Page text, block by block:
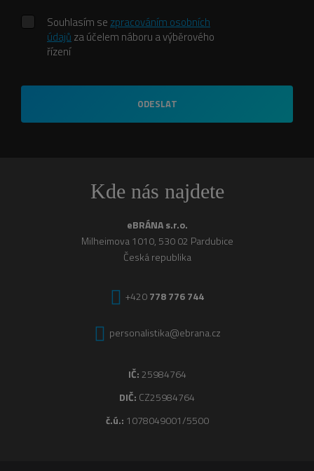
Souhlasím
zpracováním
náboru
Souhlasím se zpracováním osobních
údajů za účelem náboru a výběrového
řízení
ODESLAT
Kde nás najdete
eBRÁNA s.r.o.
Milheimova 1010, 530 02 Pardubice
Česká republika
+420778 776 744
personalistika@ebrana.cz
IČ:25984764
DIČ: CZ25984764
č.ú.: 1078049001/5500